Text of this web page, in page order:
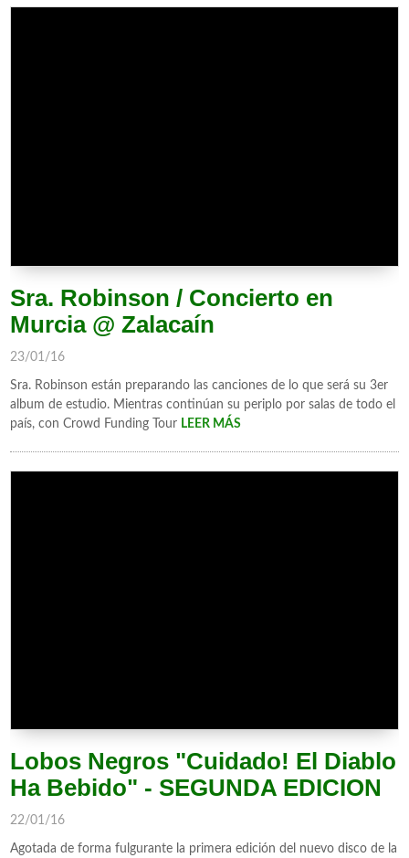
Sra. Robinson / Concierto en
Murcia @ Zalacaín
23/01/16
Sra. Robinson están preparando las canciones de lo que será su 3er
album de estudio. Mientras continúan su periplo por salas de todo el
país, con Crowd Funding Tour LEER MÁS
Lobos Negros "Cuidado! El Diablo
Ha Bebido" - SEGUNDA EDICION
22/01/16
Agotada de forma fulgurante la primera edición del nuevo disco de la